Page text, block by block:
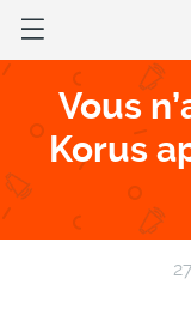
Vous
Korus